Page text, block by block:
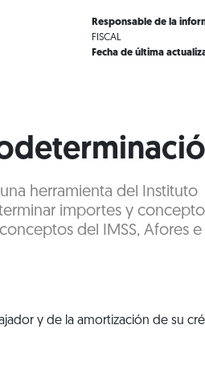
Responsable de la
FISCAL
Fecha de última
herramienta del Instituto
importes y
del IMSS, Afores e
y de la amortización de su